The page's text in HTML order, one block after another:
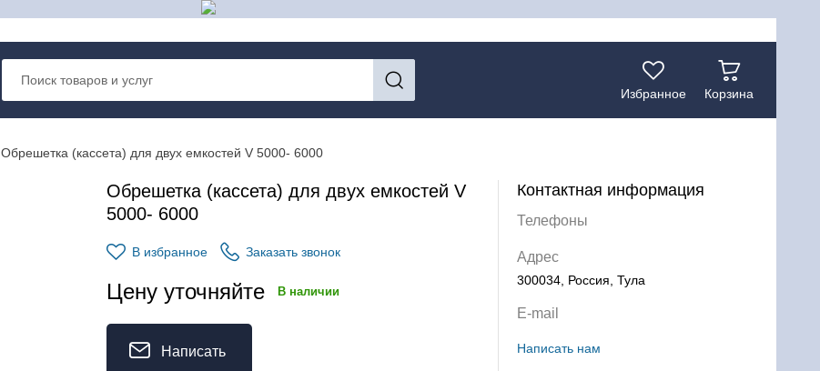
Избранное
Корзина
Обрешетка (кассета) для двух емкостей V 5000- 6000
Обрешетка (кассета) для двух емкостей V
5000- 6000
В избранное Заказать звонок
Цену уточняйте В наличии
Написать
Контактная информация
Телефоны
Адрес
300034, Россия, Тула
E-mail
Написать нам